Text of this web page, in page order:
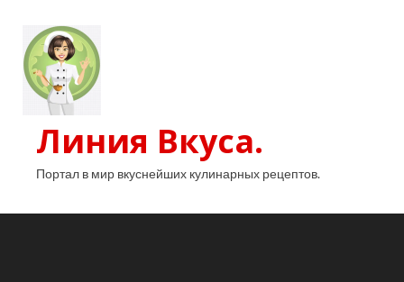
Линия Вкуса.
Портал в мир вкуснейших кулинарных рецептов.